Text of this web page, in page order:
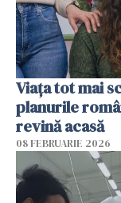
Viața tot mai
planurile
revină acasă
08 FEBRUARIE 2026